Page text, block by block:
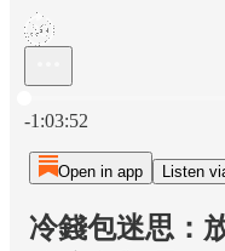
-1:03:52
Open in app Listen
冷錢包迷思：